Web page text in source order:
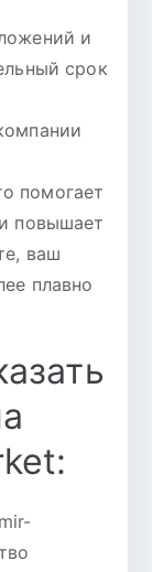
и
срок
помогает
повышает
ваш
плавно